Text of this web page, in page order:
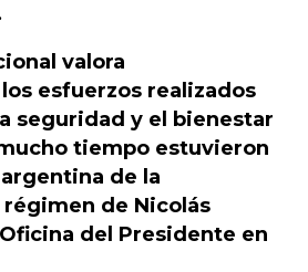
valora
esfuerzos realizados
seguridad y el bienestar
tiempo estuvieron
de la
de Nicolás
del Presidente en